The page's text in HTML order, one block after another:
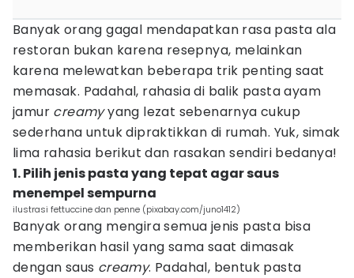
Banyak orang gagal mendapatkan rasa pasta ala
restoran bukan karena resepnya, melainkan
karena melewatkan beberapa trik penting saat
memasak. Padahal, rahasia di balik pasta ayam
jamur creamyyang lezat sebenarnya cukup
sederhana untuk dipraktikkan di rumah. Yuk, simak
lima rahasia berikut dan rasakan sendiri bedanya!
1. Pilih jenis pasta yang tepat agar saus
menempel sempurna
ilustrasi fettuccine dan penne (pixabay.com/juno1412)
Banyak orang mengira semua jenis pasta bisa
memberikan hasil yang sama saat dimasak
dengan saus creamy. Padahal, bentuk pasta